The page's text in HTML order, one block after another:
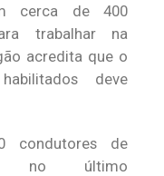
cerca de 400
trabalhar na
acredita que o
deve
condutores de
no último